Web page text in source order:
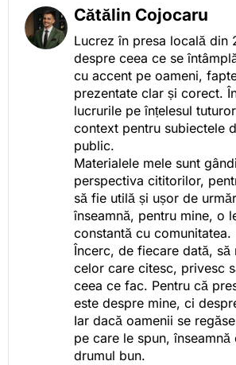
Cătălin Cojocaru
Lucrez în presa locală din
despre ceea ce se
cu accent pe oameni,
prezentate clar și corect.
lucrurile pe înțelesul
context pentru subiectele
public.
Materialele mele sunt
perspectiva cititorilor,
să fie utilă și ușor de
înseamnă, pentru mine, o
constantă cu comunitatea.
Încerc, de fiecare dată, să
celor care citesc, privesc
ceea ce fac. Pentru că
este despre mine, ci
Iar dacă oamenii se
pe care le spun, înseamnă
drumul bun.